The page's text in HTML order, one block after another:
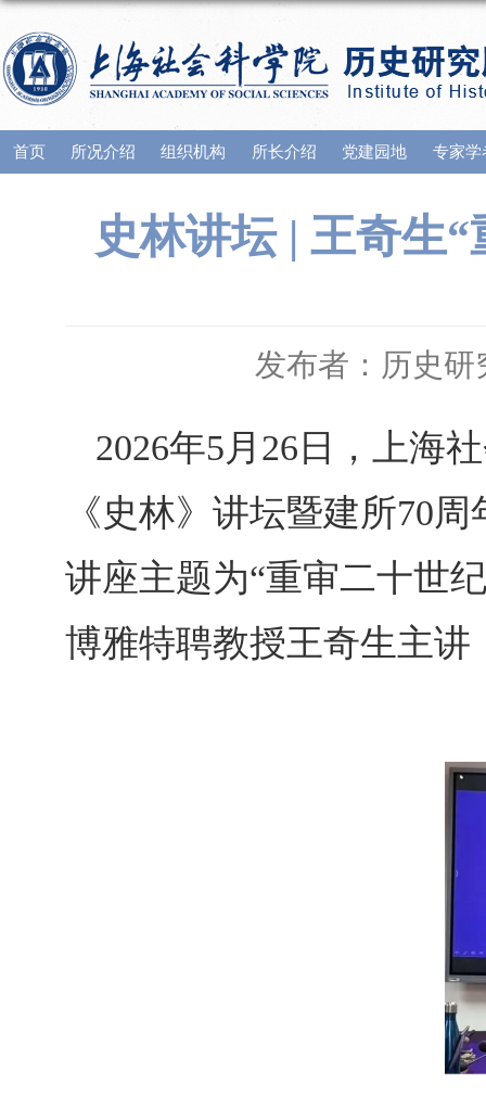
首页 所况介绍 组织机构 所长介绍 党建园地 专家学
史林讲坛 | 王奇生
发布者：历史研
2026年5月26日，上海
《史林》讲坛暨建所70
讲座主题为“重审二十世
博雅特聘教授王奇生主